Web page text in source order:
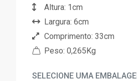
Altura: 1cm
Largura: 6cm
Comprimento: 33cm
Peso: 0,265Kg
SELECIONE UMA